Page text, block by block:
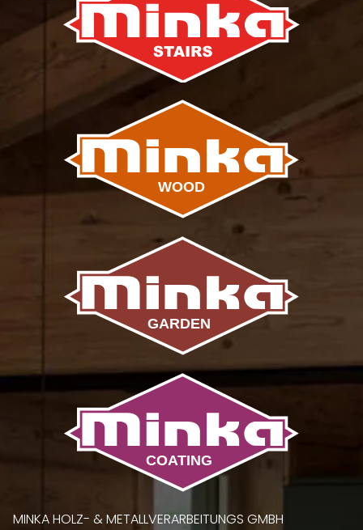
MINKA HOLZ- & METALLVERARBEITUNGS GMBH